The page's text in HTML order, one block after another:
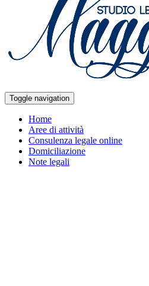
Toggle navigation
Home
Aree di attività
Consulenza legale online
Domiciliazione
Note legali